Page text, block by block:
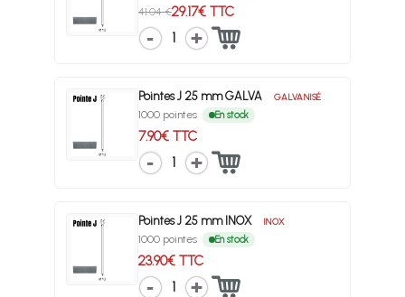
41.04 €29.17€ TTC
1
Pointes J 25 mm GALVA GALVANISÉ
1000 pointes En stock
7.90€ TTC
1
Pointes J 25 mm INOX INOX
1000 pointes En stock
23.90€ TTC
1